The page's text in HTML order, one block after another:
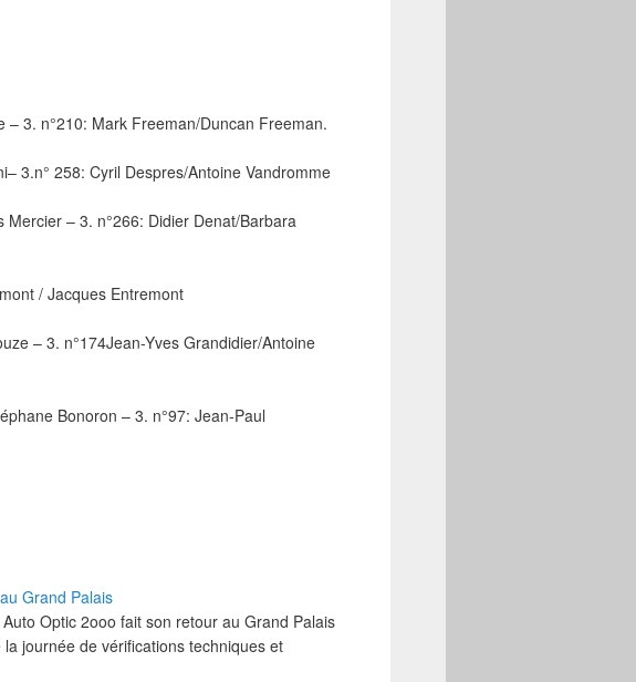
– 3. n°210: Mark Freeman/Duncan Freeman.
3.n° 258: Cyril Despres/Antoine Vandromme
– 3. n°266: Didier Denat/Barbara
/ Jacques Entremont
– 3. n°174Jean-Yves Grandidier/Antoine
Bonoron – 3. n°97: Jean-Paul
Grand Palais
Optic 2ooo fait son retour au Grand Palais
journée de vérifications techniques et